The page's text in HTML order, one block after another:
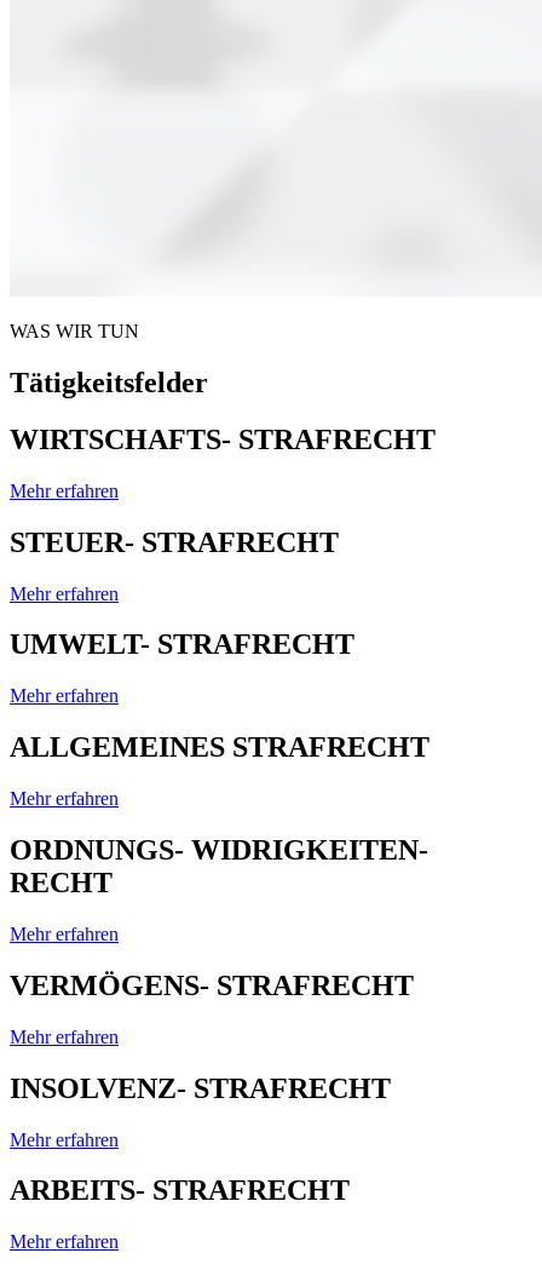
WAS WIR TUN
Tätigkeitsfelder
WIRTSCHAFTS- STRAFRECHT
Mehr erfahren
STEUER- STRAFRECHT
Mehr erfahren
UMWELT- STRAFRECHT
Mehr erfahren
ALLGEMEINES STRAFRECHT
Mehr erfahren
ORDNUNGS- WIDRIGKEITEN-
RECHT
Mehr erfahren
VERMÖGENS- STRAFRECHT
Mehr erfahren
INSOLVENZ- STRAFRECHT
Mehr erfahren
ARBEITS- STRAFRECHT
Mehr erfahren